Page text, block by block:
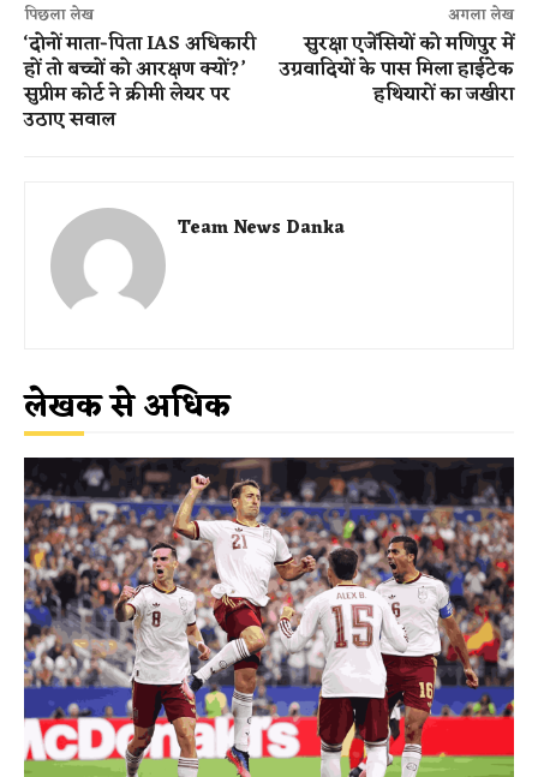
पिछला लेख
‘दोनों माता-पिता IAS अधिकारी
हों तो बच्चों को आरक्षण क्यों?’
सुप्रीम कोर्ट ने क्रीमी लेयर पर
उठाए सवाल
अगला लेख
सुरक्षा एजेंसियों को मणिपुर में
उग्रवादियों के पास मिला हाईटेक
हथियारों का जखीरा
Team News Danka
लेखक से अधिक